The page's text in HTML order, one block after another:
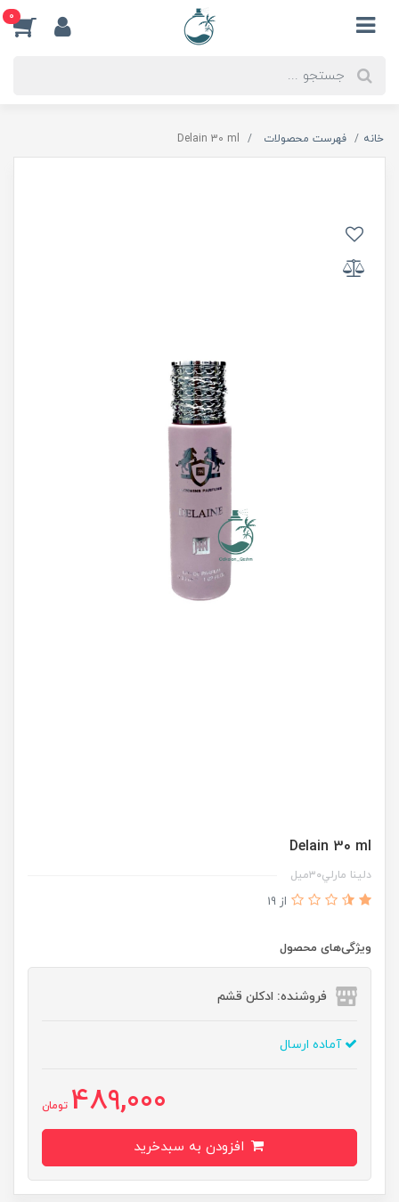
0
خانه فهرست محصولات Delain 30 ml
Delain 30 ml
دلينا مارلي٣٠ميل
از 19
ویژگی‌های محصول
فروشنده: ادکلن قشم
آماده ارسال
489,000 تومان